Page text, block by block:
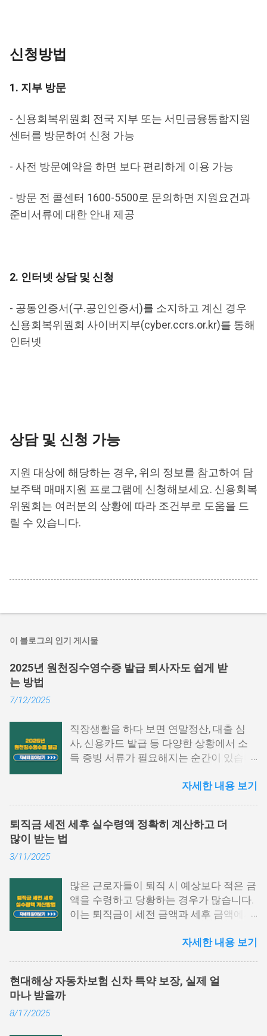
신청방법
1. 지부 방문
- 신용회복위원회 전국 지부 또는 서민금융통합지원
센터를 방문하여 신청 가능
- 사전 방문예약을 하면 보다 편리하게 이용 가능
- 방문 전 콜센터 1600-5500로 문의하면 지원요건과
준비서류에 대한 안내 제공
2. 인터넷 상담 및 신청
- 공동인증서(구.공인인증서)를 소지하고 계신 경우
신용회복위원회 사이버지부(cyber.ccrs.or.kr)를 통해
인터넷
상담 및 신청 가능
지원 대상에 해당하는 경우, 위의 정보를 참고하여 담
보주택 매매지원 프로그램에 신청해보세요. 신용회복
위원회는 여러분의 상황에 따라 조건부로 도움을 드
릴 수 있습니다.
이 블로그의 인기 게시물
2025년 원천징수영수증 발급 퇴사자도 쉽게 받
는 방법
7/12/2025
직장생활을 하다 보면 연말정산, 대출 심
사, 신용카드 발급 등 다양한 상황에서 소
득 증빙 서류가 필요해지는 순간이 있습니
년간의 급여와 세금 납부 내역을 한눈에 확
하는지, 어디에서 발급이 가능한지 막막하
국세청 홈택스에서 발급하는 방법 2. 모바
일 손택스 앱 이용법 3. 회사, 세무서에서도
발급 가능 4. 자주 묻는 질문 5. 맺음말 1.
수영수증 발급방법 중 가장 많이 활용되는
으며, PC 환경에서 활용도가 높습니다. 아
자세한 내용 보기
퇴직금 세전 세후 실수령액 정확히 계산하고 더
많이 받는 법
3/11/2025
많은 근로자들이 퇴직 시 예상보다 적은 금
액을 수령하고 당황하는 경우가 많습니다.
이는 퇴직금이 세전 금액과 세후 금액에서
세후 실수령액 계산 방법을 정확히 이해하
니다. 이번 글에서는 퇴직금 계산법, 세금
자세한 내용 보기
현대해상 자동차보험 신차 특약 보장, 실제 얼
마나 받을까
8/17/2025